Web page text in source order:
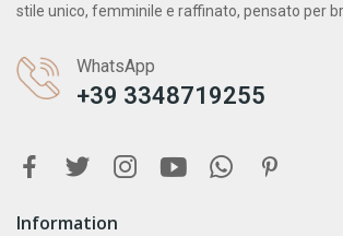
stile unico, femminile e raffinato, pensato per
WhatsApp
+39 3348719255
Information